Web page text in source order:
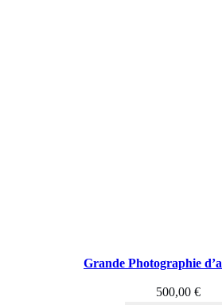
Grande Photographie
500,00 €